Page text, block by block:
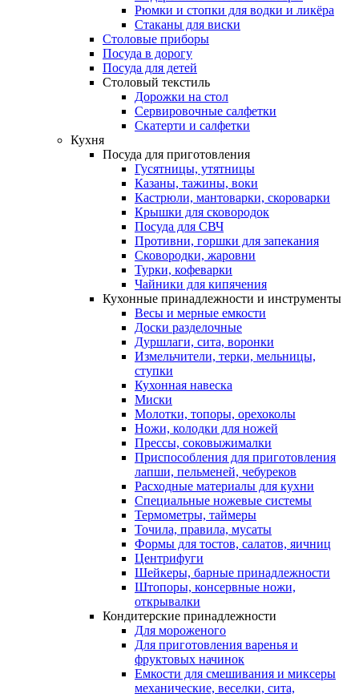
Рюмки и стопки для водки и ликёра
Стаканы для виски
Столовые приборы
Посуда в дорогу
Посуда для детей
Столовый текстиль
Дорожки на стол
Сервировочные салфетки
Скатерти и салфетки
Кухня
Посуда для приготовления
Гусятницы, утятницы
Казаны, тажины, воки
Кастрюли, мантоварки, скороварки
Крышки для сковородок
Посуда для СВЧ
Противни, горшки для запекания
Сковородки, жаровни
Турки, кофеварки
Чайники для кипячения
Кухонные принадлежности и инструменты
Весы и мерные емкости
Доски разделочные
Дуршлаги, сита, воронки
Измельчители, терки, мельницы,
ступки
Кухонная навеска
Миски
Молотки, топоры, орехоколы
Ножи, колодки для ножей
Прессы, соковыжималки
Приспособления для приготовления
лапши, пельменей, чебуреков
Расходные материалы для кухни
Специальные ножевые системы
Термометры, таймеры
Точила, правила, мусаты
Формы для тостов, салатов, яичниц
Центрифуги
Шейкеры, барные принадлежности
Штопоры, консервные ножи,
открывалки
Кондитерские принадлежности
Для мороженого
Для приготовления варенья и
фруктовых начинок
Емкости для смешивания и миксеры
механические, веселки, сита,